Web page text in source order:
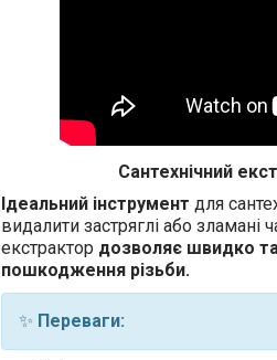
Сантехнічний
Ідеальний інструмент для
видалити застряглі або зламані
екстрактор дозволяє швидко та
пошкодження різьби.
✨ Переваги: